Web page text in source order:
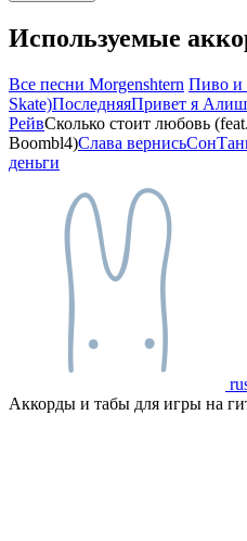
Используемые
Все песни Morgenshtern Пиво и
Skate)ПоследняяПривет я
РейвСколько стоит любовь
Boombl4)Слава вернисьСон
деньги
Аккорды и табы для игры на